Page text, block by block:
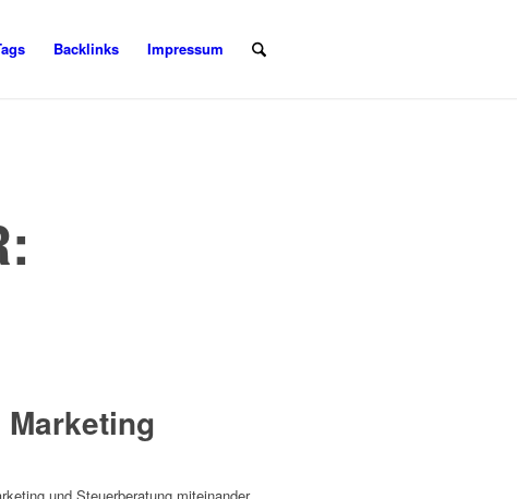
Backlinks Impressum